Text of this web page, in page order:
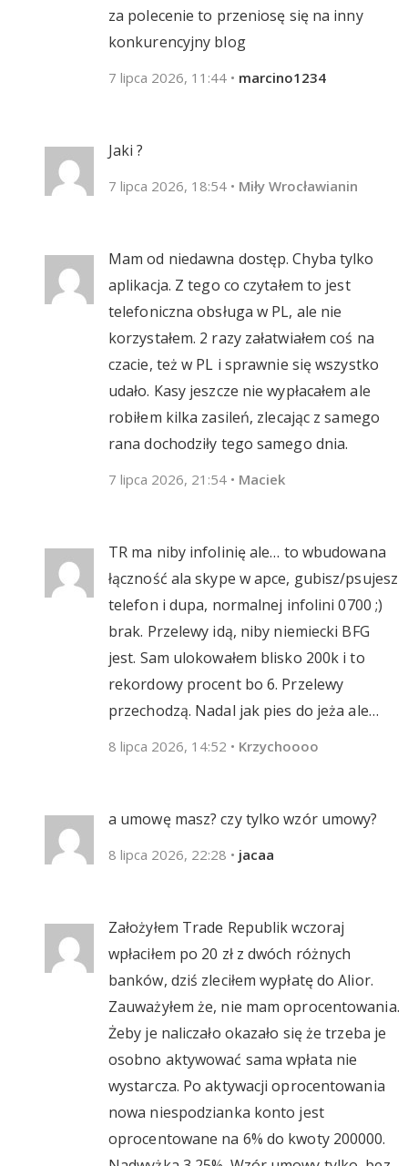
za polecenie to przeniosę się na inny
konkurencyjny blog
7 lipca 2026, 11:44 • marcino1234
Jaki ?
7 lipca 2026, 18:54 • Miły Wrocławianin
Mam od niedawna dostęp. Chyba tylko
aplikacja. Z tego co czytałem to jest
telefoniczna obsługa w PL, ale nie
korzystałem. 2 razy załatwiałem coś na
czacie, też w PL i sprawnie się wszystko
udało. Kasy jeszcze nie wypłacałem ale
robiłem kilka zasileń, zlecając z samego
rana dochodziły tego samego dnia.
7 lipca 2026, 21:54 • Maciek
TR ma niby infolinię ale… to wbudowana
łączność ala skype w apce, gubisz/psujesz
telefon i dupa, normalnej infolini 0700 ;)
brak. Przelewy idą, niby niemiecki BFG
jest. Sam ulokowałem blisko 200k i to
rekordowy procent bo 6. Przelewy
przechodzą. Nadal jak pies do jeża ale…
8 lipca 2026, 14:52 • Krzychoooo
a umowę masz? czy tylko wzór umowy?
8 lipca 2026, 22:28 • jacaa
Założyłem Trade Republik wczoraj
wpłaciłem po 20 zł z dwóch różnych
banków, dziś zleciłem wypłatę do Alior.
Zauważyłem że, nie mam oprocentowania.
Żeby je naliczało okazało się że trzeba je
osobno aktywować sama wpłata nie
wystarcza. Po aktywacji oprocentowania
nowa niespodzianka konto jest
oprocentowane na 6% do kwoty 200000.